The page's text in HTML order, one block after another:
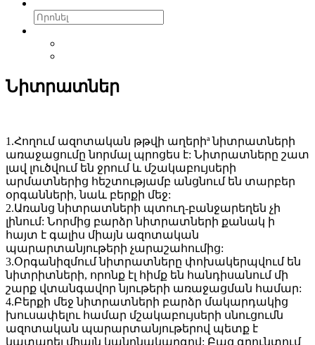
Նիտրատներ
1.Հողում ազոտական թթվի աղերիª նիտրատների
առաջացումը նորմալ պրոցես է: Նիտրատները շատ
լավ լուծվում են ջրում և մշակաբույսերի
արմատներից հեշտությամբ անցնում են տարբեր
օրգանների, նաև բերքի մեջ:
2.Առանց նիտրատների պտուղ-բանջարեղեն չի
լինում: Նորմից բարձր նիտրատների քանակ ի
հայտ է գալիս միայն ազոտական
պարարտանյութերի չարաշահումից:
3.Օրգանիզմում նիտրատները փոխակերպվում են
նիտրիտների, որոնք էլ հիմք են հանդիսանում մի
շարք վտանգավոր նյութերի առաջացման համար:
4.Բերքի մեջ նիտրատների բարձր մակարդակից
խուսափելու համար մշակաբույսերի սնուցումն
ազոտական պարարտանյութերով պետք է
կատարել միայն կանոնակարգով: Բաց գրունտում